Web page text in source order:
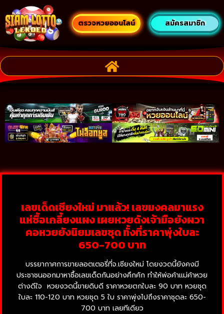
ตรวจหวยออนไลน์ สมัครสมาชิก
เลขเด็ดเชียงใหม่ มาแล้ว! เลขมงคลมาแรง
แห่ซื้อเกลี้ยงแผง เผยหวยดังเจ้ามือยังผวา
คอหวยยังนิยมเลขชุด ทั้งที่ราคาพุ่งใบละ
650-700 บาท
บรรยากาศการขายลอตเตอรี่ที่จ.เชียงใหม่ โดยงวดนี้ยังคงมี
ประชาชนออกมาหาซื้อเลขเด็ดกันอย่างคึกคัก ทำให้พ่อค้าแม่ค้าหวย
ต่างดีใจ หวยงวดนี้ขายดิบดี ราคาหวยตกใบละ 90 บาท หวยชุด
ใบละ 110-120 บาท หวยชุด 5 ใบ ราคาพุ่งไปถึงราคาชุดละ 650-
700 บาท เลยทีเดียว